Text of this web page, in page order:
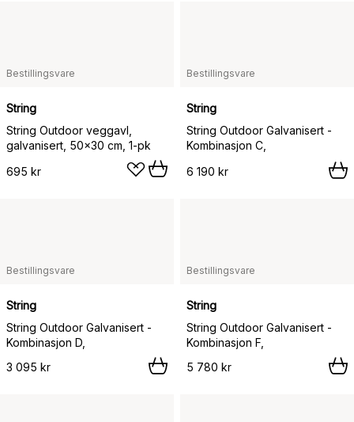
Bestillingsvare
String
String Outdoor veggavl,
galvanisert, 50x30 cm, 1-pk
695 kr
Bestillingsvare
String
String Outdoor Galvanisert -
Kombinasjon C,
6 190 kr
Bestillingsvare
String
String Outdoor Galvanisert -
Kombinasjon D,
3 095 kr
Bestillingsvare
String
String Outdoor Galvanisert -
Kombinasjon F,
5 780 kr